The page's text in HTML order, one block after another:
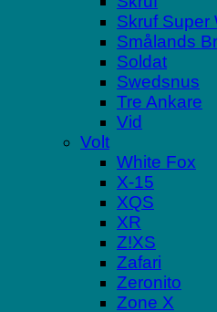
Skruf Super
Smålands
Soldat
Swedsnus
Tre Ankare
Vid
Volt
White Fox
X-15
XQS
XR
Z!XS
Zafari
Zeronito
Zone X